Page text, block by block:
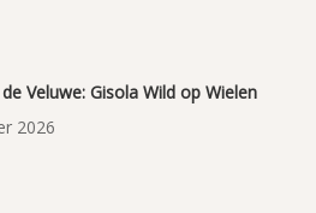
Veluwe: Gisola Wild op Wielen
2026